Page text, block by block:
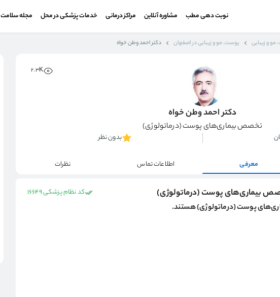
نوبت دهی مطب مشاوره آنلاین مراکز درمانی خدمات پزشکی در محل مجله سلامت
مو و زیبایی پوست، مو و زیبایی در اصفهان دکتر احمد وطن خواه
2.3K
دکتر احمد وطن خواه
تخصص بیماری‌های پوست (درماتولوژی)
بدون نظر
معرفی اطلاعات تماس نظرات
بیماری‌های پوست (درماتولوژی) کد نظام پزشکی 16649
پوست (درماتولوژی) هستند.